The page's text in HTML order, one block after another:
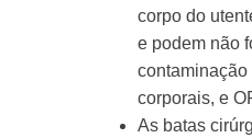
corpo do
e podem não
corporais, e
As batas